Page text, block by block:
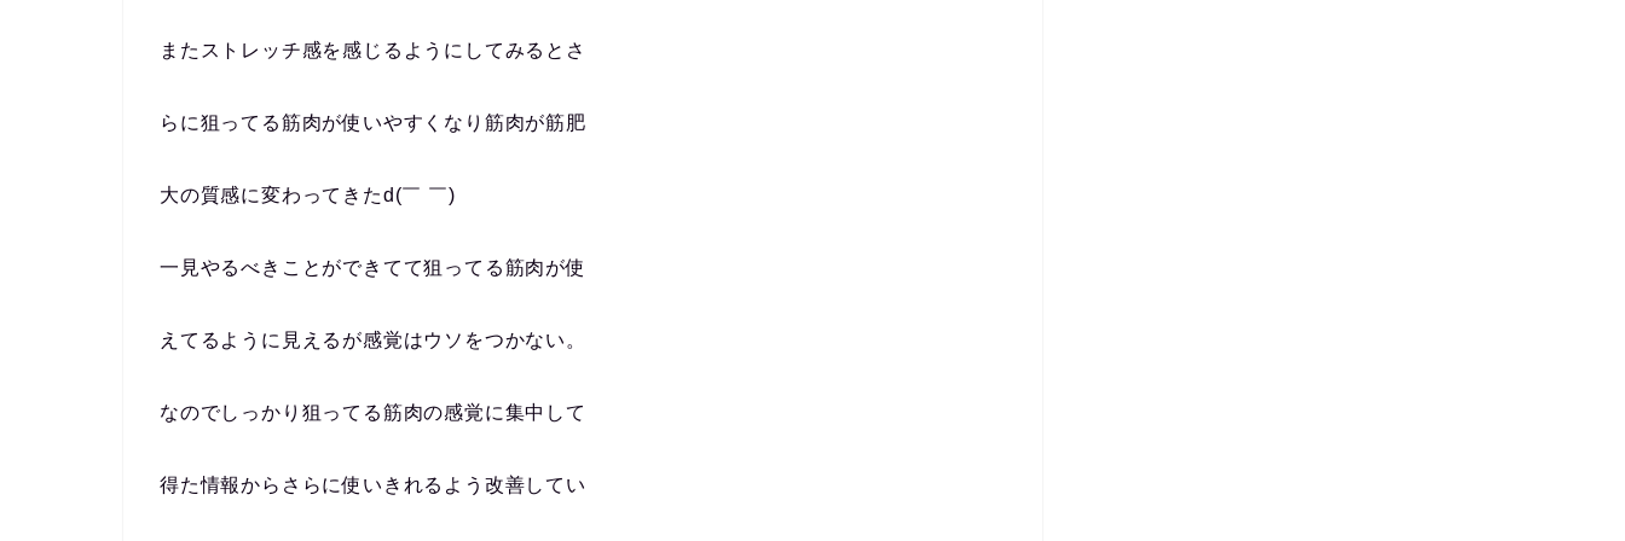
またストレッチ感を感じるようにしてみるとさ
らに狙ってる筋肉が使いやすくなり筋肉が筋肥
大の質感に変わってきたd(￣ ￣)
一見やるべきことができてて狙ってる筋肉が使
えてるように見えるが感覚はウソをつかない。
なのでしっかり狙ってる筋肉の感覚に集中して
得た情報からさらに使いきれるよう改善してい